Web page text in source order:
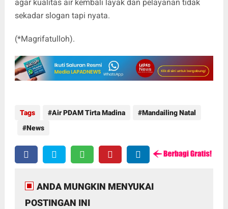
agar kualitas air kembali layak dan pelayanan tidak
sekadar slogan tapi nyata.
(*Magrifatulloh).
Tags Air PDAM Tirta Madina
Mandailing Natal
News
ANDA MUNGKIN MENYUKAI
POSTINGAN INI